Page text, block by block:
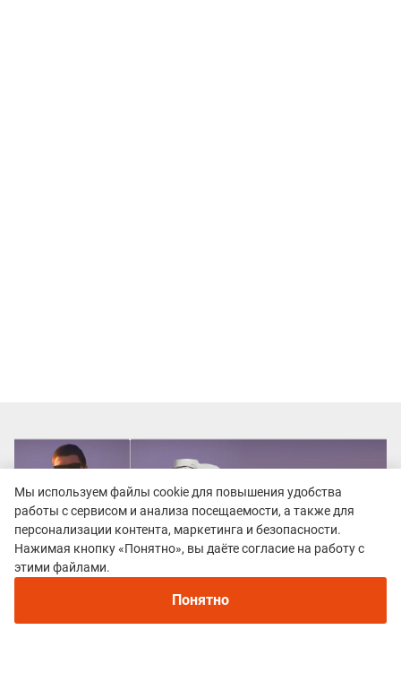
Мы используем файлы cookie для повышения удобства
работы с сервисом и анализа посещаемости, а также для
персонализации контента, маркетинга и безопасности.
Нажимая кнопку «Понятно», вы даёте согласие на работу с
этими файлами.
Понятно